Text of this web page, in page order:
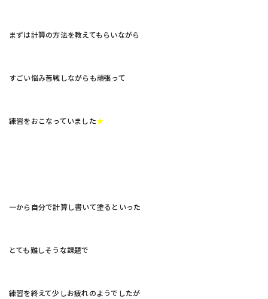
まずは計算の方法を教えてもらいながら
すごい悩み苦戦しながらも頑張って
練習をおこなっていました★
一から自分で計算し書いて塗るといった
とても難しそうな課題で
練習を終えて少しお疲れのようでしたが